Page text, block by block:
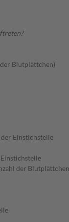
Blutplättchen)
Einstichstelle
der